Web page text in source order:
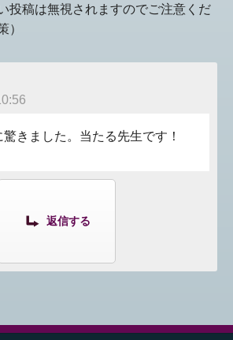
投稿は無視されますのでご注意くだ
）
きました。当たる先生です！
返信する